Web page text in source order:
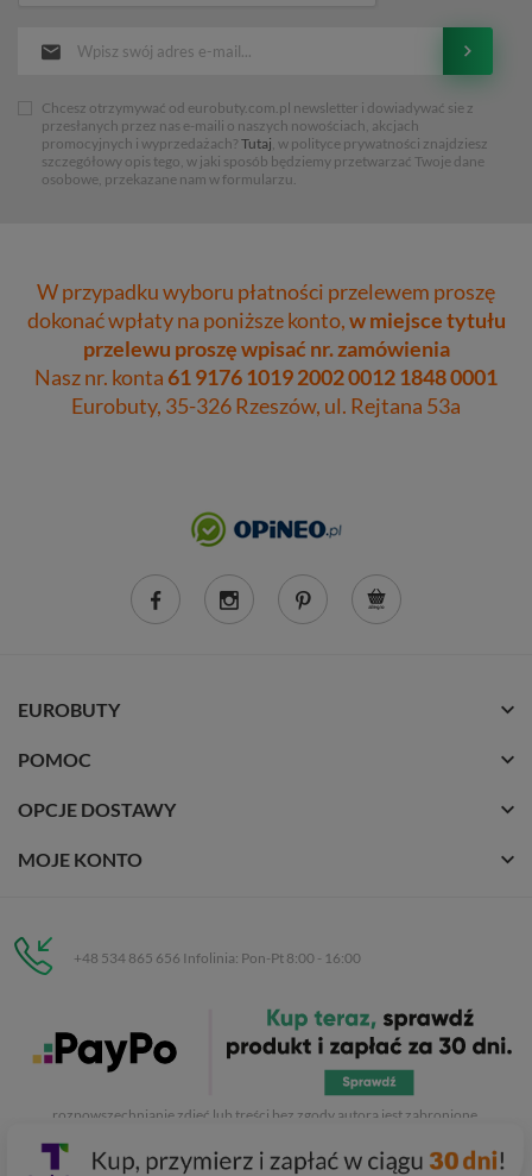
Chcesz otrzymywać od eurobuty.com.pl newsletter i dowiadywać sie z
przesłanych przez nas e-maili o naszych nowościach, akcjach
promocyjnych i wyprzedażach? Tutaj, w polityce prywatności znajdziesz
szczegółowy opis tego, w jaki sposób będziemy przetwarzać Twoje dane
osobowe, przekazane nam w formularzu.
W przypadku wyboru płatności przelewem proszę
dokonać wpłaty na poniższe konto,w miejsce tytułu
przelewu proszę wpisać nr. zamówienia
Nasz nr. konta61 9176 1019 2002 0012 1848 0001
Eurobuty, 35-326 Rzeszów, ul. Rejtana 53a
EUROBUTY
POMOC
OPCJE DOSTAWY
MOJE KONTO
+48 534 865 656 Infolinia: Pon-Pt 8:00 - 16:00
C.H. Respan, Rejtana 53a/250
35-326 Rzeszów
. Kopiowanie, przetwarzanie,
rozpowszechnianie zdjęć lub treści bez zgody autora jest zabronione.